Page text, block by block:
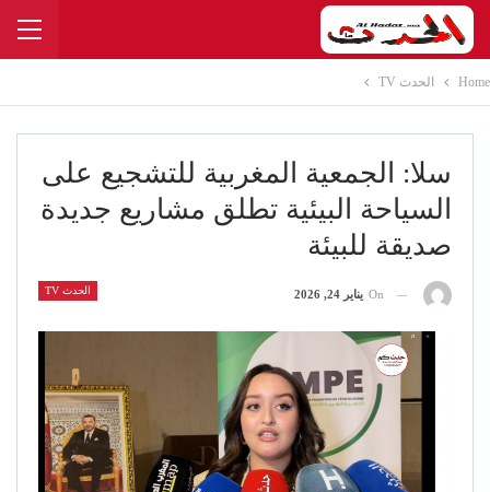
Home الحدث TV
سلا: الجمعية المغربية للتشجيع على
السياحة البيئية تطلق مشاريع جديدة
صديقة للبيئة
الحدث TV On يناير 24, 2026